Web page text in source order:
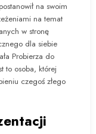
na swoim
na temat
w stronę
dla siebie
Probierza do
to osoba, której
czegoś złego